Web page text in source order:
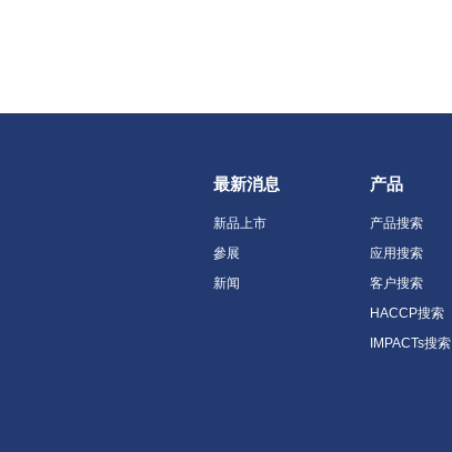
最新消息
新品上市
參展
新闻
产品
产品搜索
应用搜索
客户搜索
HACCP搜索
IMPACTs搜索